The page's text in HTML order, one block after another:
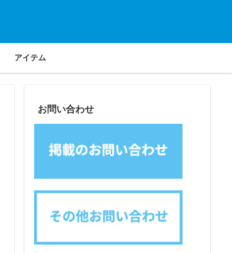
アイテム
お問い合わせ